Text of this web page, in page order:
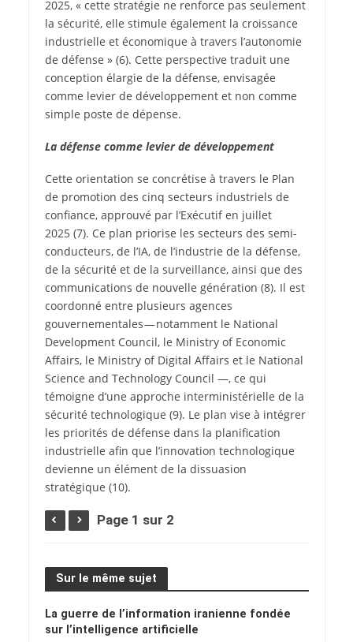
2025, « cette stratégie ne renforce pas seulement
la sécurité, elle stimule également la croissance
industrielle et économique à travers l’autonomie
de défense » (6). Cette perspective traduit une
conception élargie de la défense, envisagée
comme levier de développement et non comme
simple poste de dépense.
La défense comme levier de développement
Cette orientation se concrétise à travers le Plan
de promotion des cinq secteurs industriels de
confiance, approuvé par l’Exécutif en juillet
2025 (7). Ce plan priorise les secteurs des semi-
conducteurs, de l’IA, de l’industrie de la défense,
de la sécurité et de la surveillance, ainsi que des
communications de nouvelle génération (8). Il est
coordonné entre plusieurs agences
gouvernementales — notamment le National
Development Council, le Ministry of Economic
Affairs, le Ministry of Digital Affairs et le National
Science and Technology Council —, ce qui
témoigne d’une approche interministérielle de la
sécurité technologique (9). Le plan vise à intégrer
les priorités de défense dans la planification
industrielle afin que l’innovation technologique
devienne un élément de la dissuasion
stratégique (10).
Page 1 sur 2
Sur le même sujet
La guerre de l’information iranienne fondée
sur l’intelligence artificielle